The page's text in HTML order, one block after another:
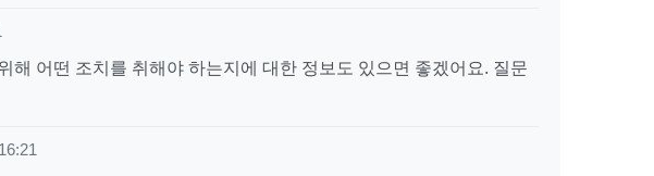
해 어떤 조치를 취해야 하는지에 대한 정보도 있으면 좋겠어요. 질문